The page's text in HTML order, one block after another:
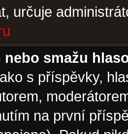
určuje
nebo smažu
s příspěvky,
na první